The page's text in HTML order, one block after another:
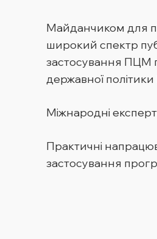
Майданчиком для
широкий спектр
застосування ПЦМ
державної політики
Міжнародні
Практичні
застосування